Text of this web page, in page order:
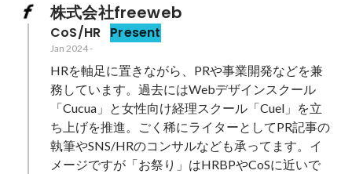
株式会社freeweb
CoS/HR Present
Jan 2024-
HRを軸足に置きながら、PRや事業開発などを兼
務しています。過去にはWebデザインスクール
「Cucua」と女性向け経理スクール「Cuel」を立
ち上げを推進。ごく稀にライターとしてPR記事の
執筆やSNS/HRのコンサルなども承ってます。イ
メージですが「お祭り」はHRBPやCoSに近いで